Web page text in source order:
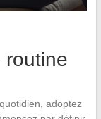
routine
adoptez